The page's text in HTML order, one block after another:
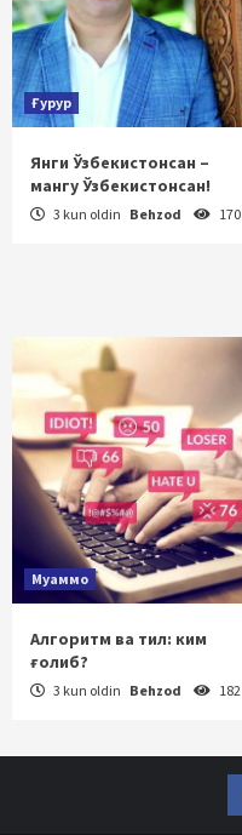
Ғурур
Янги Ўзбекистонсан –
мангу Ўзбекистонсан!
3 kun oldin Behzod 170
Муаммо
Алгоритм ва тил: ким
ғолиб?
3 kun oldin Behzod 182